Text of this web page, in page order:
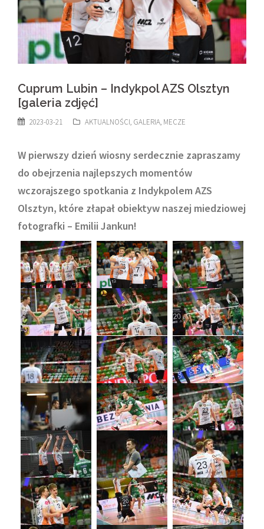
Cuprum Lubin – Indykpol AZS Olsztyn
[galeria zdjęć]
2023-03-21 AKTUALNOŚCI, GALERIA, MECZE
W pierwszy dzień wiosny serdecznie zapraszamy
do obejrzenia najlepszych momentów
wczorajszego spotkania z Indykpolem AZS
Olsztyn, które złapał obiektyw naszej miedziowej
fotografki – Emilii Jankun!